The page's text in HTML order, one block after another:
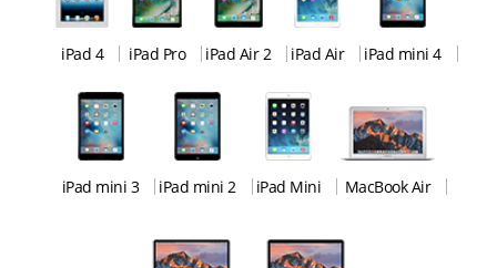
iPad 4 iPad Pro iPad Air 2 iPad Air iPad mini 4
iPad mini 3 iPad mini 2 iPad Mini MacBook Air